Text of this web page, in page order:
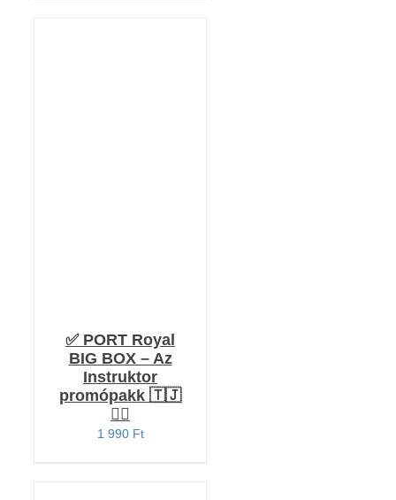
✅ PORT Royal
BIG BOX – Az
Instruktor
promópakk 🇹🇯
🏴‍☠️
1 990 Ft